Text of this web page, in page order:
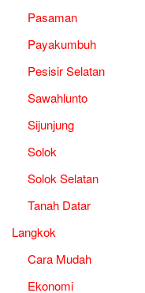
Pasaman
Payakumbuh
Pesisir Selatan
Sawahlunto
Sijunjung
Solok
Solok Selatan
Tanah Datar
Langkok
Cara Mudah
Ekonomi